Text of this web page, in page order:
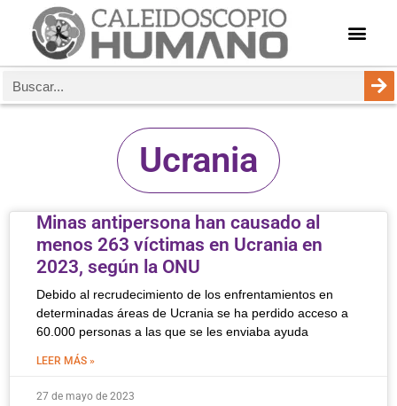
Ucrania
Minas antipersona han causado al
menos 263 víctimas en Ucrania en
2023, según la ONU
Debido al recrudecimiento de los enfrentamientos en
determinadas áreas de Ucrania se ha perdido acceso a
60.000 personas a las que se les enviaba ayuda
LEER MÁS »
27 de mayo de 2023